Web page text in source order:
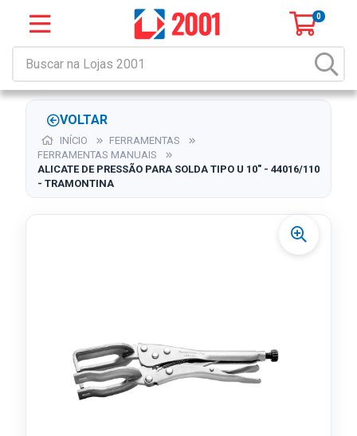
0
VOLTAR
INÍCIO
FERRAMENTAS
FERRAMENTAS MANUAIS
ALICATE DE PRESSÃO PARA SOLDA TIPO U 10" - 44016/110
- TRAMONTINA